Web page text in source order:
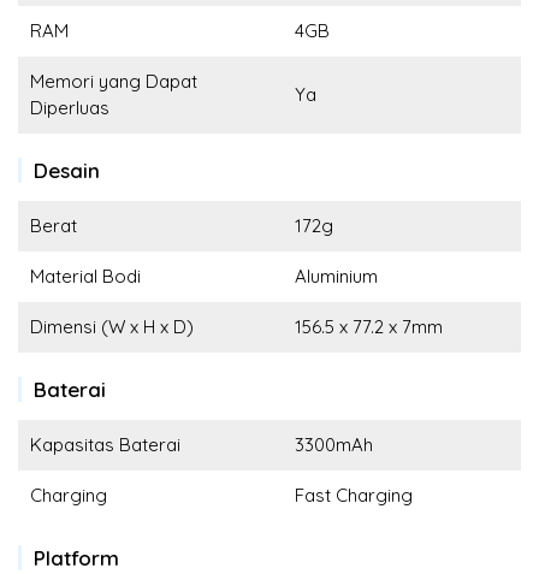
RAM 4GB
Memori yang Dapat
Diperluas
Ya
Desain
Berat 172g
Material Bodi Aluminium
Dimensi (W x H x D) 156.5 x 77.2 x 7mm
Baterai
Kapasitas Baterai 3300mAh
Charging Fast Charging
Platform